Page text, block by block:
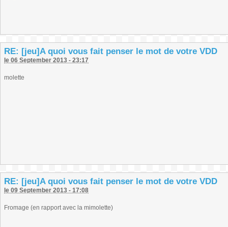
RE: [jeu]A quoi vous fait penser le mot de votre VDD
le 06 September 2013 - 23:17
molette
RE: [jeu]A quoi vous fait penser le mot de votre VDD
le 09 September 2013 - 17:08
Fromage (en rapport avec la mimolette)